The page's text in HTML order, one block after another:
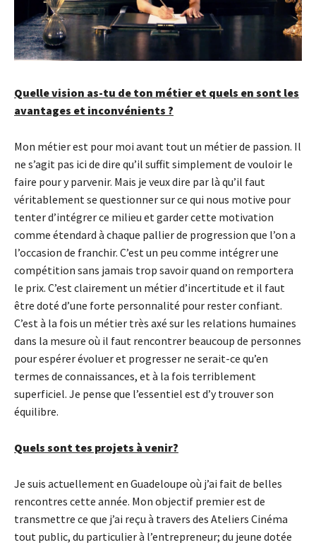
Quelle vision as-tu de ton métier et quels en sont les
avantages et inconvénients ?
Mon métier est pour moi avant tout un métier de passion. Il
ne s’agit pas ici de dire qu’il suffit simplement de vouloir le
faire pour y parvenir. Mais je veux dire par là qu’il faut
véritablement se questionner sur ce qui nous motive pour
tenter d’intégrer ce milieu et garder cette motivation
comme étendard à chaque pallier de progression que l’on a
l’occasion de franchir. C’est un peu comme intégrer une
compétition sans jamais trop savoir quand on remportera
le prix. C’est clairement un métier d’incertitude et il faut
être doté d’une forte personnalité pour rester confiant.
C’est à la fois un métier très axé sur les relations humaines
dans la mesure où il faut rencontrer beaucoup de personnes
pour espérer évoluer et progresser ne serait-ce qu’en
termes de connaissances, et à la fois terriblement
superficiel. Je pense que l’essentiel est d’y trouver son
équilibre.
Quels sont tes projets à venir?
Je suis actuellement en Guadeloupe où j’ai fait de belles
rencontres cette année. Mon objectif premier est de
transmettre ce que j’ai reçu à travers des Ateliers Cinéma
tout public, du particulier à l’entrepreneur; du jeune dotée